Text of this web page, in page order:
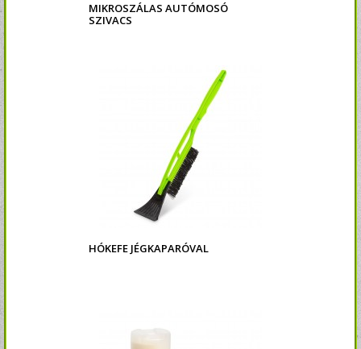
MIKROSZÁLAS AUTÓMOSÓ
SZIVACS
HÓKEFE JÉGKAPARÓVAL